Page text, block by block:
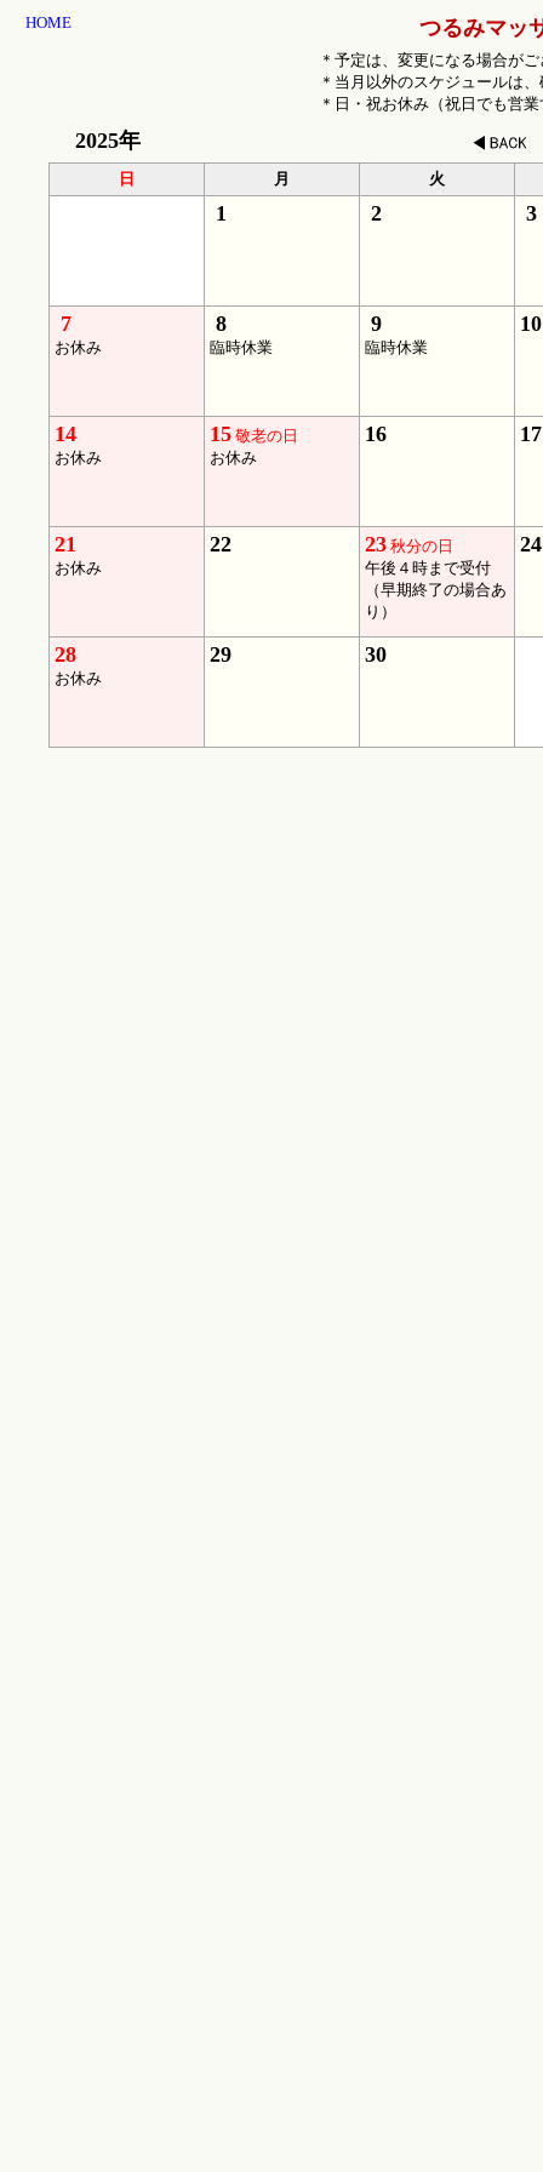
HOME つるみマッ
＊予定は、変更になる場合が
＊当月以外のスケジュールは
＊日・祝お休み（祝日でも営
2025年
日 月 火
1 2 3
7
お休み
8
臨時休業
9
臨時休業
10
14
お休み
15 敬老の日
お休み
16 17
21
お休み
22 23 秋分の日
午後４時まで受付
（早期終了の場合あ
り）
24
28
お休み
29 30